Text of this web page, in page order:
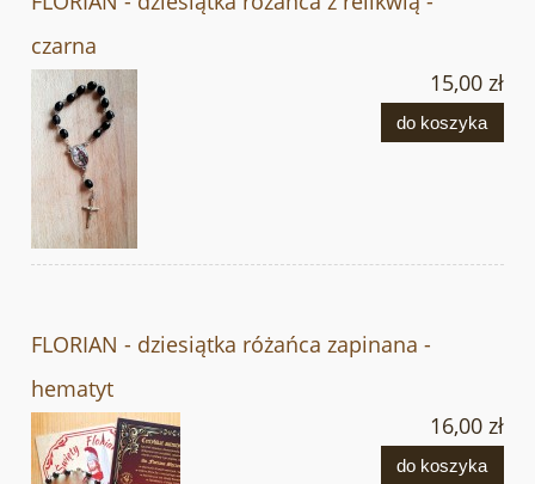
czarna
15,00 zł
do koszyka
FLORIAN - dziesiątka różańca zapinana -
hematyt
16,00 zł
do koszyka